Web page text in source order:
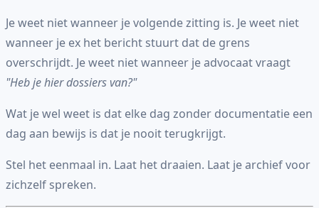
Je weet niet wanneer je volgende zitting is. Je weet niet
wanneer je ex het bericht stuurt dat de grens
overschrijdt. Je weet niet wanneer je advocaat vraagt
"Heb je hier dossiers van?"
Wat je wel weet is dat elke dag zonder documentatie een
dag aan bewijs is dat je nooit terugkrijgt.
Stel het eenmaal in. Laat het draaien. Laat je archief voor
zichzelf spreken.